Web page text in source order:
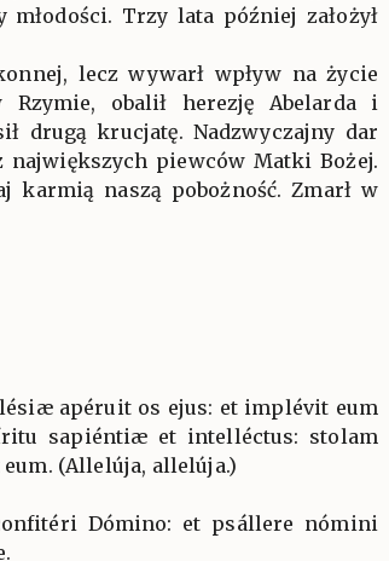
Trzy lata później założył
lecz wywarł wpływ na życie
obalił herezję Abelarda i
drugą krucjatę. Nadzwyczajny dar
największych piewców Matki Bożej.
naszą pobożność. Zmarł w
apéruit os ejus: et implévit eum
sapiéntiæ et intelléctus: stolam
(Allelúja, allelúja.)
Dómino: et psállere nómini